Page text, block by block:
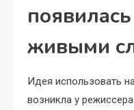
живыми
Идея использовать
возникла у